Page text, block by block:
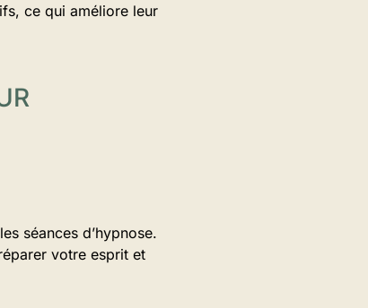
ce qui améliore leur
séances d’hypnose.
votre esprit et